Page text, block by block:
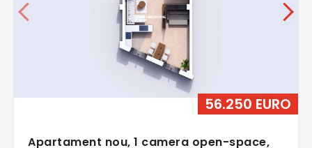
56.250 EURO
Apartament nou, 1 camera open-space,